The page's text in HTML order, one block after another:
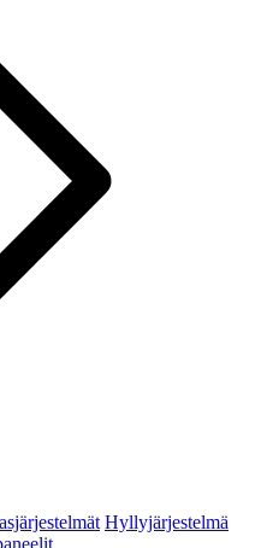
Hyllyjärjestelmä